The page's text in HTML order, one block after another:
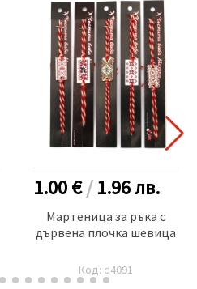
1.00 €/1.96лв.
Мартеница за ръка с
дървена плочка шевица
Код: d4091